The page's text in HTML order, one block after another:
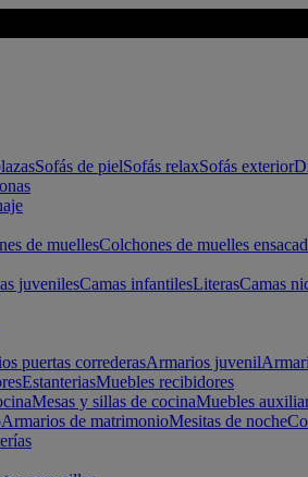
Sofás de pielSofás relaxSofás exterior
de muellesColchones de muelles
juvenilesCamas infantilesLiterasCamas
puertas correderasArmarios juvenil
EstanteriasMuebles recibidores
Mesas y sillas de cocinaMuebles
Armarios de matrimonioMesitas de noche